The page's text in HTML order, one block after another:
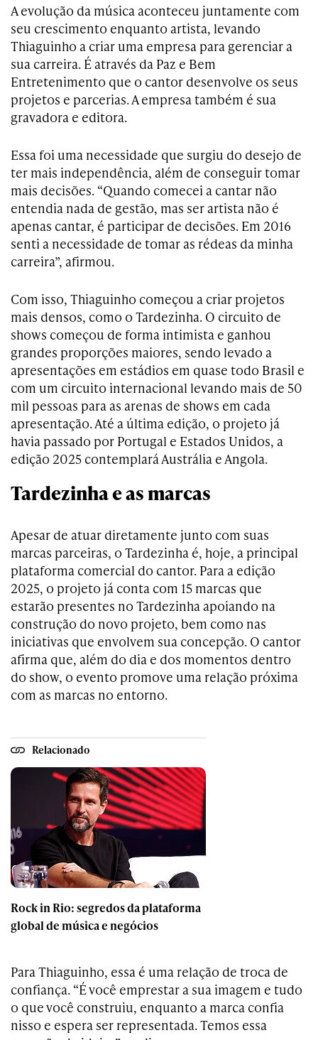
A evolução da música aconteceu juntamente com
seu crescimento enquanto artista, levando
Thiaguinho a criar uma empresa para gerenciar a
sua carreira. É através da Paz e Bem
Entretenimento que o cantor desenvolve os seus
projetos e parcerias. A empresa também é sua
gravadora e editora.
Essa foi uma necessidade que surgiu do desejo de
ter mais independência, além de conseguir tomar
mais decisões. “Quando comecei a cantar não
entendia nada de gestão, mas ser artista não é
apenas cantar, é participar de decisões. Em 2016
senti a necessidade de tomar as rédeas da minha
carreira”, afirmou.
Com isso, Thiaguinho começou a criar projetos
mais densos, como o Tardezinha. O circuito de
shows começou de forma intimista e ganhou
grandes proporções maiores, sendo levado a
apresentações em estádios em quase todo Brasil e
com um circuito internacional levando mais de 50
mil pessoas para as arenas de shows em cada
apresentação. Até a última edição, o projeto já
havia passado por Portugal e Estados Unidos, a
edição 2025 contemplará Austrália e Angola.
Tardezinha e as marcas
Apesar de atuar diretamente junto com suas
marcas parceiras, o Tardezinha é, hoje, a principal
plataforma comercial do cantor. Para a edição
2025, o projeto já conta com 15 marcas que
estarão presentes no Tardezinha apoiando na
construção do novo projeto, bem como nas
iniciativas que envolvem sua concepção. O cantor
afirma que, além do dia e dos momentos dentro
do show, o evento promove uma relação próxima
com as marcas no entorno.
Relacionado
Rock in Rio: segredos da plataforma
global de música e negócios
Para Thiaguinho, essa é uma relação de troca de
confiança. “É você emprestar a sua imagem e tudo
o que você construiu, enquanto a marca confia
nisso e espera ser representada. Temos essa